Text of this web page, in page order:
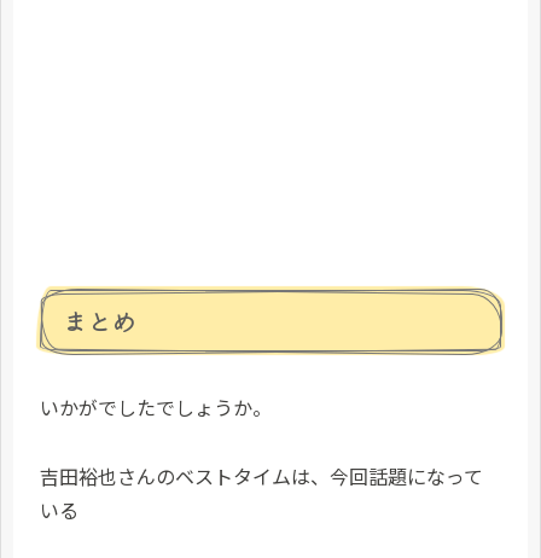
まとめ
いかがでしたでしょうか。
吉田裕也さんのベストタイムは、今回話題になって
いる